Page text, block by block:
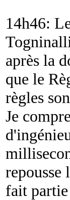
14h46:
après la
que le
règles
Je
repousse
fait